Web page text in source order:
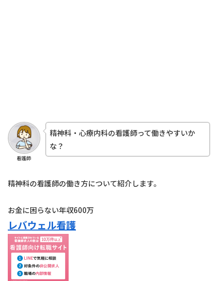
看護師
精神科・心療内科の看護師って働きやすいか
な？
精神科の看護師の働き方について紹介します。
お金に困らない年収600万
レバウェル看護